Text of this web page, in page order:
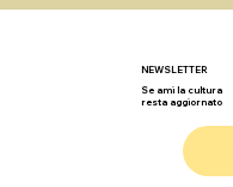
NEWSLETTER
Se ami la cultura
resta aggiornato
Storie